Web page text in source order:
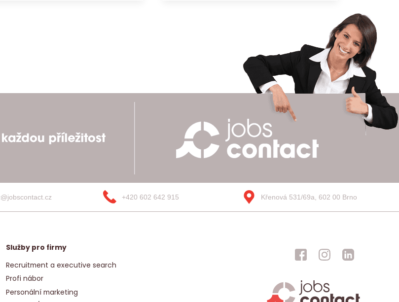
+420 602 642 915 Křenová 531/69a, 602 00 Brno
Služby pro firmy
Recruitment a executive search
Profi nábor
Personální marketing